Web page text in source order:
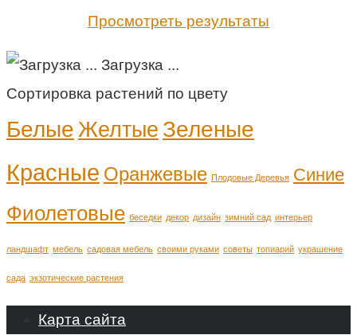
Просмотреть результаты
Загрузка ...
Сортировка растений по цвету
Белые Желтые Зеленые
Красные Оранжевые Плодовые Деревья Синие
Фиолетовые беседки декор дизайн зимний сад интерьер
ландшафт мебель садовая мебель своими руками советы топиарий украшение
сада экзотические растения
Карта сайта